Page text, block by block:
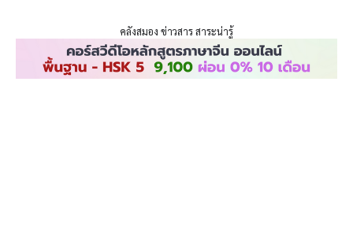
คลังสมอง ข่าวสาร สาระน่ารู้